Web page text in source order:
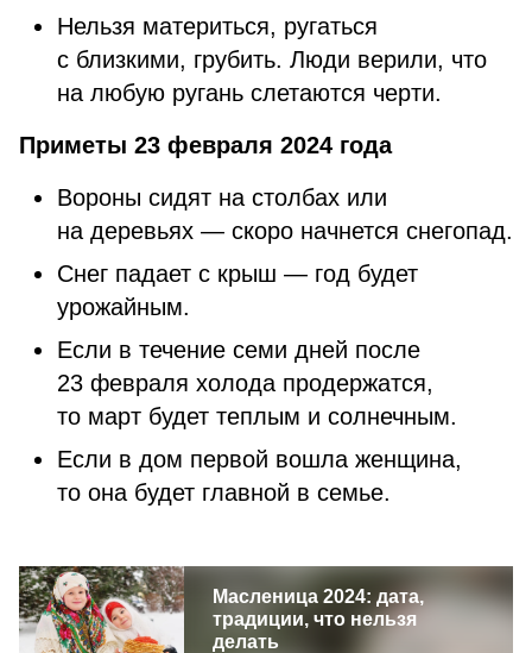
Нельзя материться, ругаться
с близкими, грубить. Люди верили, что
на любую ругань слетаются черти.
Приметы 23 февраля 2024 года
Вороны сидят на столбах или
на деревьях — скоро начнется снегопад.
Снег падает с крыш — год будет
урожайным.
Если в течение семи дней после
23 февраля холода продержатся,
то март будет теплым и солнечным.
Если в дом первой вошла женщина,
то она будет главной в семье.
Масленица 2024: дата,
традиции, что нельзя
делать